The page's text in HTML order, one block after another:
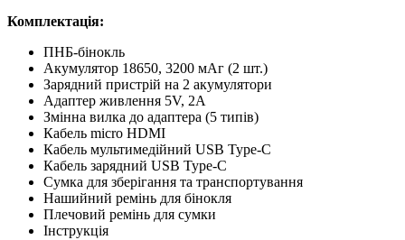
Комплектація:
ПНБ-бінокль
Акумулятор 18650, 3200 мАг (2 шт.)
Зарядний пристрій на 2 акумулятори
Адаптер живлення 5V, 2A
Змінна вилка до адаптера (5 типів)
Кабель micro HDMI
Кабель мультимедійний USB Type-C
Кабель зарядний USB Type-C
Сумка для зберігання та транспортування
Нашийний ремінь для бінокля
Плечовий ремінь для сумки
Інструкція